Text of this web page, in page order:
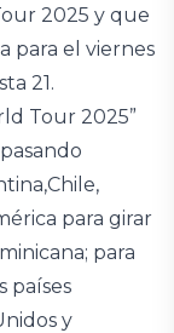
2025 y que
para el viernes
21.
Tour 2025”
para girar
para
países
y